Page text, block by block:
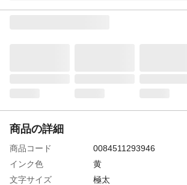
商品の詳細
商品コード
0084511293946
インク色
黄
文字サイズ
極太